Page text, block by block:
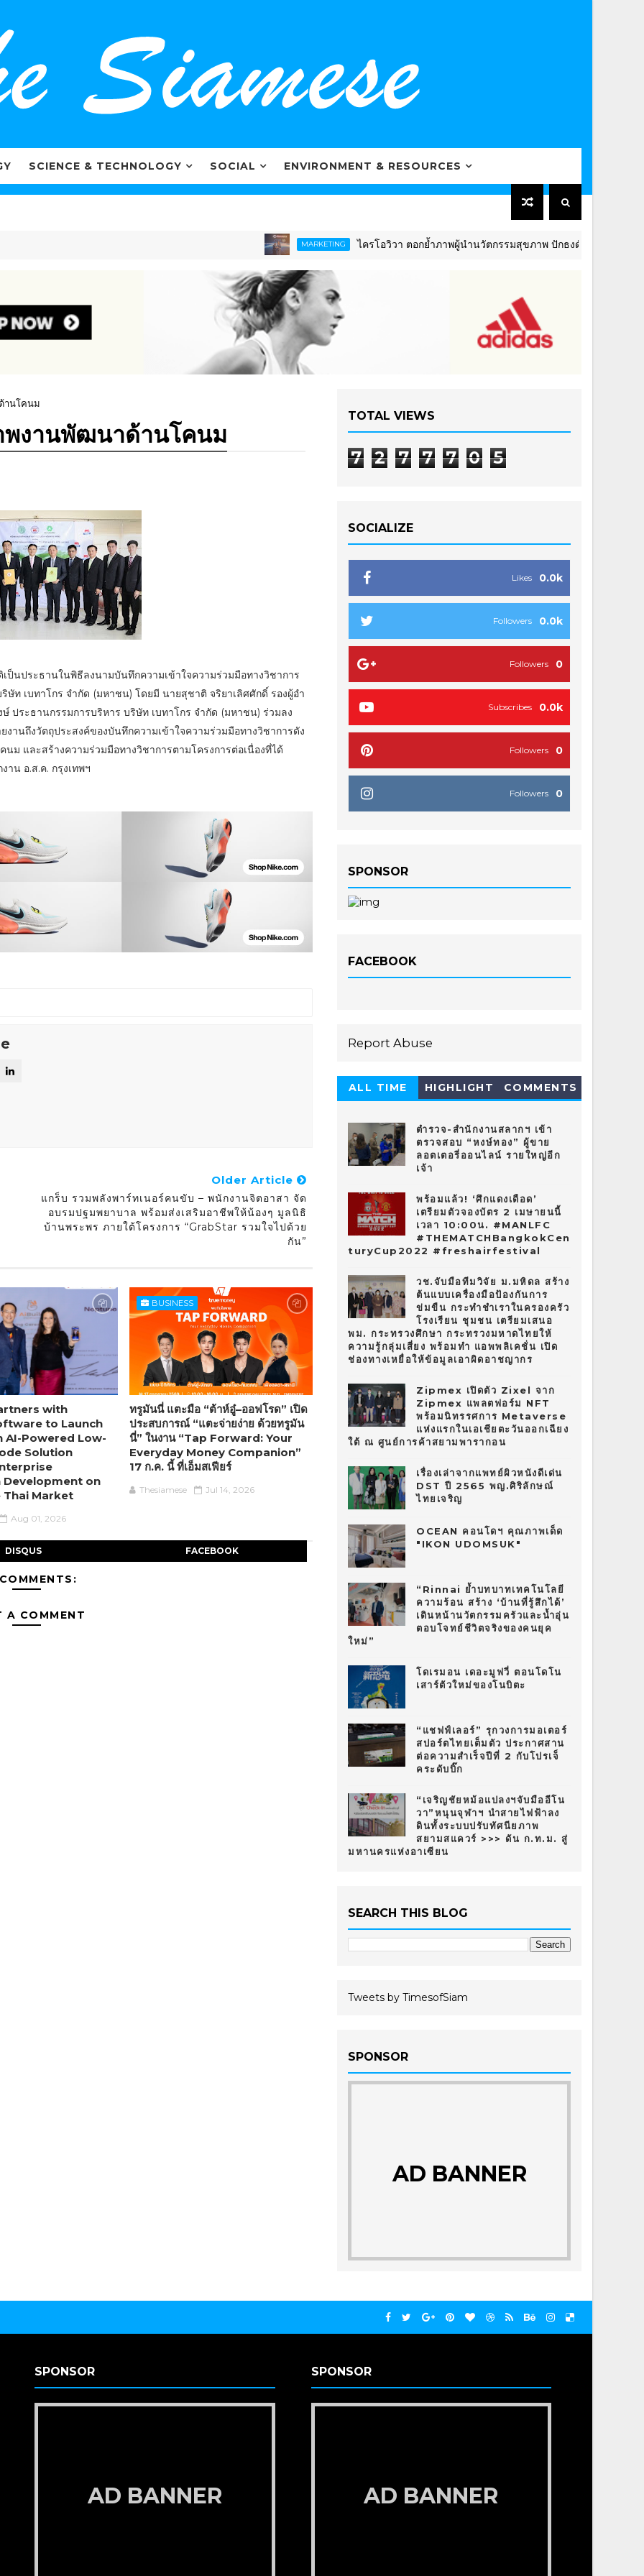
SCIENCE & TECHNOLOGY SOCIAL ENVIRONMENT & RESOURCES
MARKETING ไครโอวิวา ตอกย้ำภาพผู้นำนวัตกรรมสุขภาพ ปักธงดันไทยสู่ “Global
านโคนม
พงานพัฒนาด้านโคนม
น​ประธาน​ในพิธี​ลงนามบันทึก​ความเข้าใจ​ความร่วมมือ​ทาง​วิชาการ​
ษัท​ เบทาโกร​ จำกัด​ (มหาชน)​ โดยมี​ นาย​สุชาติ​ จริยา​เลิศ​ศักดิ์​ รอง​ผู้อ​ำ​
ประธาน​กรรมการ​บริหาร​ บริษัท​ เบทาโกร​ จำกัด​ (มหาชน)​ ร่วมลง
าน​ถึง​วัตถุ​ประสงค์​ของบันทึก​ความเข้าใจ​ความ​ร่วมมือ​ทาง​วิชาการ​ดัง
ม​ และสร้าง​ความร่วมมือ​ทาง​วิชาการ​ตามโครงการต่อเนื่อง​ที่ได้
น​ อ.ส.ค.​ กรุงเทพฯ​
Older Article
แกร็บ รวมพลังพาร์ทเนอร์คนขับ – พนักงานจิตอาสา จัด
อบรมปฐมพยาบาล พร้อมส่งเสริมอาชีพให้น้องๆ มูลนิธิ
บ้านพระพร ภายใต้โครงการ “GrabStar รวมใจไปด้วย
กัน”
with
to Launch
AI-Powered Low-
Solution
on
Thai Market
Aug 01, 2026
BUSINESS
ทรูมันนี่ แตะมือ “ต้าห์อู๋–ออฟโรด” เปิด
ประสบการณ์ “แตะจ่ายง่าย ด้วยทรูมัน
นี่” ในงาน “Tap Forward: Your
Everyday Money Companion”
17 ก.ค. นี้ ที่เอ็มสเฟียร์
Thesiamese Jul 14, 2026
DISQUS FACEBOOK
A COMMENT
TOTAL VIEWS
7 2 7 7 7 0 5
SOCIALIZE
0.0k
Likes
0.0k
Followers
0
Followers
0.0k
Subscribes
0
Followers
0
Followers
SPONSOR
FACEBOOK
Report Abuse
ALL TIME
HIGHLIGHT COMMENTS
ตำรวจ-สำนักงานสลากฯ เข้า
ตรวจสอบ “หงษ์ทอง” ผู้ขาย
ลอตเตอรี่ออนไลน์ รายใหญ่อีก
เจ้า
พร้อมแล้ว! ‘ศึกแดงเดือด’
เตรียมตัวจองบัตร 2 เมษายนนี้
เวลา 10:00น. #MANLFC
#THEMATCHBangkokCen
turyCup2022 #freshairfestival
วช.จับมือทีมวิจัย ม.มหิดล สร้าง
ต้นแบบเครื่องมือป้องกันการ
ข่มขืน กระทำชำเราในครองครัว
โรงเรียน ชุมชน เตรียมเสนอ
พม. กระทรวงศึกษา กระทรวงมหาดไทยให้
ความรู้กลุ่มเสี่ยง พร้อมทำ แอพพลิเคชั่น เปิด
ช่องทางเหยื่อให้ข้อมูลเอาผิดอาชญากร
Zipmex เปิดตัว Zixel จาก
Zipmex แพลตฟอร์ม NFT
พร้อมนิทรรศการ Metaverse
แห่งแรกในเอเชียตะวันออกเฉียง
ใต้ ณ ศูนย์การค้าสยามพารากอน
เรื่องเล่าจากแพทย์ผิวหนังดีเด่น
DST ปี 2565 พญ.ศิริลักษณ์
ไทยเจริญ
OCEAN คอนโดฯ คุณภาพเด็ด
"IKON UDOMSUK"
“Rinnai ย้ำบทบาทเทคโนโลยี
ความร้อน สร้าง ‘บ้านที่รู้สึกได้’
เดินหน้านวัตกรรมครัวและน้ำอุ่น
ตอบโจทย์ชีวิตจริงของคนยุค
ใหม่”
โดเรมอน เดอะมูฟวี่ ตอนโดโน
เสาร์ตัวใหม่ของโนบิตะ
“แชฟฟ์เลอร์” รุกวงการมอเตอร์
สปอร์ตไทยเต็มตัว ประกาศสาน
ต่อความสำเร็จปีที่ 2 กับโปรเจ็
คระดับบิ๊ก
“เจริญชัยหม้อแปลงฯจับมืออีโน
วา”หนุนจุฬาฯ นำสายไฟฟ้าลง
ดินทั้งระบบปรับทัศนียภาพ
สยามสแควร์ >>> ดัน ก.ท.ม. สู่
มหานครแห่งอาเซียน
SEARCH THIS BLOG
Tweets by TimesofSiam
SPONSOR
AD BANNER
SPONSOR
AD BANNER
SPONSOR
AD BANNER